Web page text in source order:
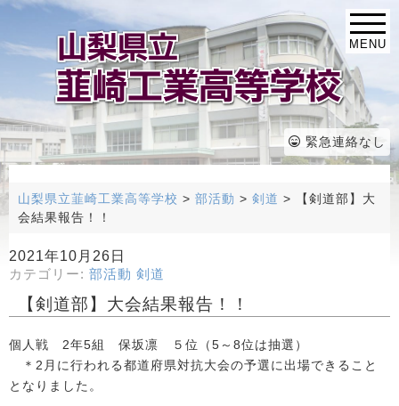
MENU
緊急連絡なし
山梨県立韮崎工業高等学校 > 部活動 > 剣道 >
【剣道部】大
会結果報告！！
2021年10月26日
カテゴリー: 部活動 剣道
【剣道部】大会結果報告！！
個人戦 2年5組 保坂凛 ５位（5～8位は抽選）
＊2月に行われる都道府県対抗大会の予選に出場できること
となりました。